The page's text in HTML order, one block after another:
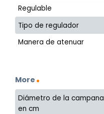
Regulable
Tipo de regulador
Manera de atenuar
More
Diámetro de la campana
en cm